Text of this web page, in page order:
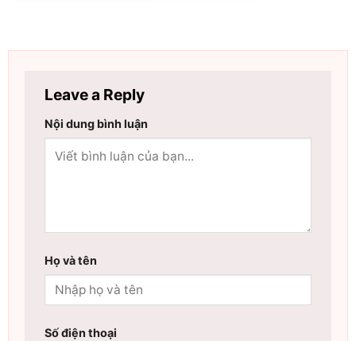
Leave a Reply
Nội dung bình luận
Họ và tên
Số điện thoại